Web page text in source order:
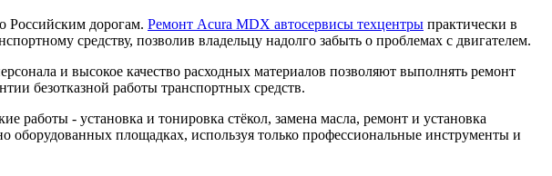
Российским дорогам. Ремонт Acura MDX автосервисы техцентры практически в
средству, позволив владельцу надолго забыть о проблемах с двигателем.
и высокое качество расходных материалов позволяют выполнять ремонт
безотказной работы транспортных средств.
- установка и тонировка стёкол, замена масла, ремонт и установка
оборудованных площадках, используя только профессиональные инструменты и